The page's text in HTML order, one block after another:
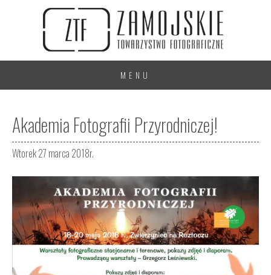
MENU
Akademia Fotografii Przyrodniczej!
Wtorek 27 marca 2018r.